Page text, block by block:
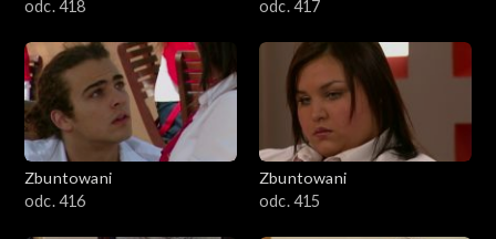
odc. 418
odc. 417
Zbuntowani
odc. 416
Zbuntowani
odc. 415